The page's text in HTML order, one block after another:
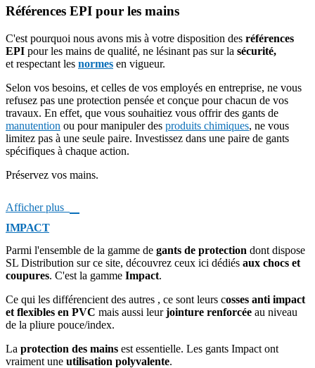
Références EPI pour les mains
C'est pourquoi nous avons mis à votre disposition des références
EPI pour les mains de qualité, ne lésinant pas sur la sécurité,
et respectant les normes en vigueur.
Selon vos besoins, et celles de vos employés en entreprise, ne vous
refusez pas une protection pensée et conçue pour chacun de vos
travaux. En effet, que vous souhaitiez vous offrir des gants de
manutention ou pour manipuler des produits chimiques, ne vous
limitez pas à une seule paire. Investissez dans une paire de gants
spécifiques à chaque action.
Préservez vos mains.
Afficher plus
IMPACT
Parmi l'ensemble de la gamme de gants de protection dont dispose
SL Distribution sur ce site, découvrez ceux ici dédiés aux chocs et
coupures. C'est la gamme Impact.
Ce qui les différencient des autres , ce sont leurs cosses anti impact
et flexibles en PVC mais aussi leurjointure renforcée au niveau
de la pliure pouce/index.
La protection des mains est essentielle. Les gants Impact ont
vraiment une utilisation polyvalente.